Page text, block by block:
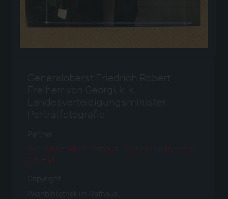
Generaloberst Friedrich Robert
Freiherr von Georgi, k. k.
Landesverteidigungsminister,
Porträtfotografie
Partner
Wienbibliothek im Rathaus – Vienna Library in the
City Hall
Copyright
Wienbibliothek im Rathaus